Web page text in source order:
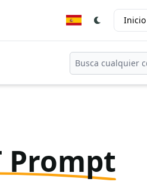
Inicio
Prompt